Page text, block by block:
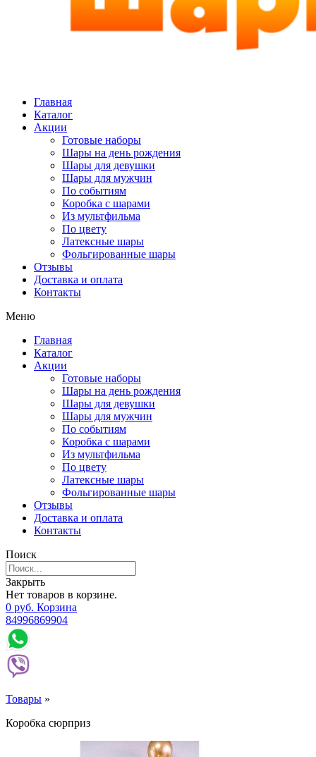
Главная
Каталог
Акции
Готовые наборы
Шары на день рождения
Шары для девушки
Шары для мужчин
По событиям
Коробка с шарами
Из мультфильма
По цвету
Латексные шары
Фольгированные шары
Отзывы
Доставка и оплата
Контакты
Меню
Главная
Каталог
Акции
Готовые наборы
Шары на день рождения
Шары для девушки
Шары для мужчин
По событиям
Коробка с шарами
Из мультфильма
По цвету
Латексные шары
Фольгированные шары
Отзывы
Доставка и оплата
Контакты
Поиск
Закрыть
Нет товаров в корзине.
0 руб. Корзина
84996869904
Товары »
Коробка сюрприз